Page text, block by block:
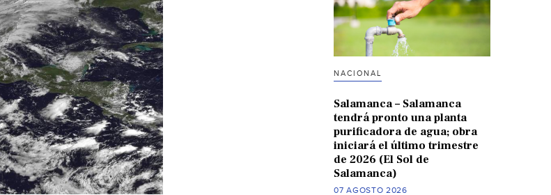
NACIONAL
Salamanca – Salamanca
tendrá pronto una planta
purificadora de agua; obra
iniciará el último trimestre
de 2026 (El Sol de
Salamanca)
07 AGOSTO 2026